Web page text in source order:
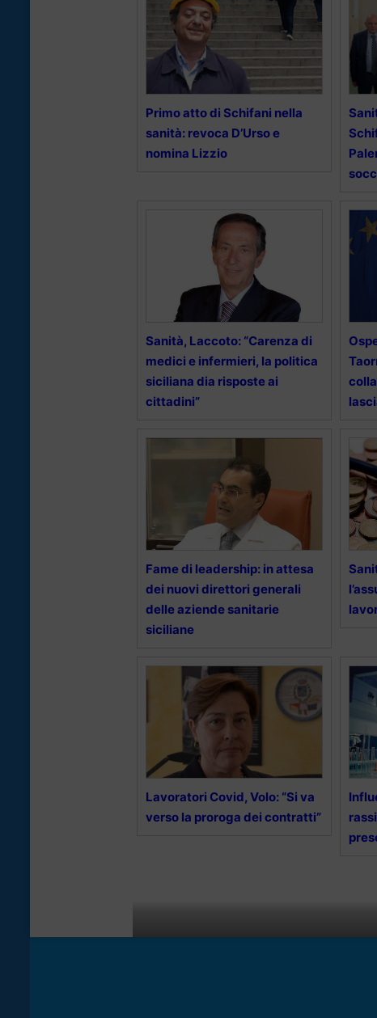
Primo atto di Schifani nella
sanità: revoca D’Urso e
nomina Lizzio
Sanità, Laccoto: “Carenza di
medici e infermieri, la politica
siciliana dia risposte ai
cittadini”
Fame di leadership: in attesa
dei nuovi direttori generali
delle aziende sanitarie
siciliane
Lavoratori Covid, Volo: “Si va
verso la proroga dei contratti”